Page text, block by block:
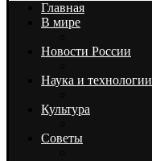
Главная
В мире
Новости России
Наука и технологии
Культура
Советы